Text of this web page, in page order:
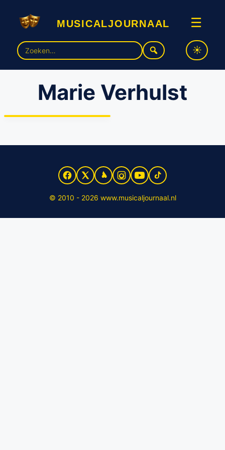
musicaljournaal ☰
Zoek
naar:
Marie Verhulst
Nieuwe versie van
succesmusical ‘De 3
Biggetjes’ vanaf volgend
© 2010 - 2026 www.musicaljournaal.nl